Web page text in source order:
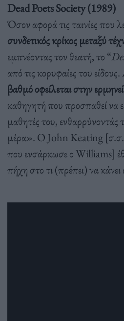
Dead Poets Society (1989)
Όσον αφορά τις ταινίες που
συνδετικός κρίκος μεταξύ
εμπνέοντας τον θεατή, το “
από τις κορυφαίες του
βαθμό οφείλεται στην
καθηγητή που προσπαθεί να
μαθητές του, ενθαρρύνοντάς
μέρα». Ο John Keating [σ.σ.
που ενσάρκωσε ο Williams]
πήχη στο τι (πρέπει) να